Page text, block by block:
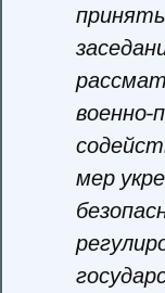
военно-
мер